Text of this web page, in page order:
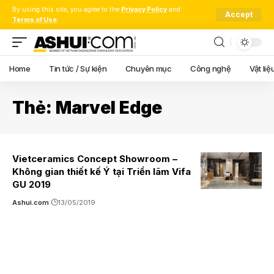
By using this site, you agree to the Privacy Policy and
Terms of Use.
Accept
Home Tin tức / Sự kiện Chuyên mục Công nghệ Vật
Thẻ: Marvel Edge
Vietceramics Concept Showroom –
Không gian thiết kế Ý tại Triển lãm Vifa
GU 2019
Ashui.com 13/05/2019